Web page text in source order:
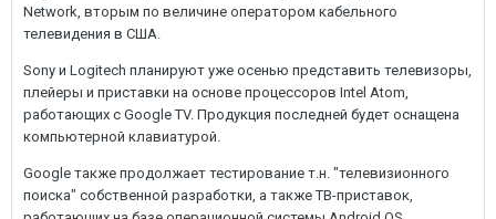
Network, вторым по величине оператором кабельного
телевидения в США.
Sony и Logitech планируют уже осенью представить телевизоры,
плейеры и приставки на основе процессоров Intel Atom,
работающих с Google TV. Продукция последней будет оснащена
компьютерной клавиатурой.
Google также продолжает тестирование т.н. "телевизионного
поиска" собственной разработки, а также ТВ-приставок,